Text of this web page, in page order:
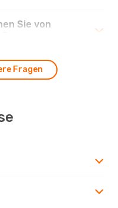
Sie von
Fragen